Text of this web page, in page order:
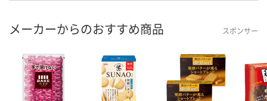
メーカーからのおすすめ商品 スポンサー